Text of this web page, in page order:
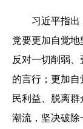
习近平指出
党要更加自觉
反对一切削弱
的言行；更加
民利益、脱离
潮流，坚决破